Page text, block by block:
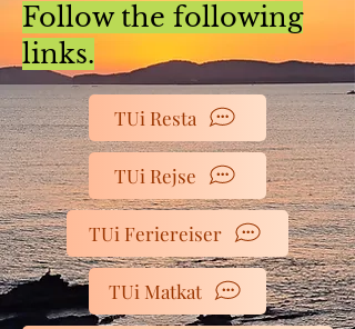
Follow the following
links.
TUi Resta
TUi Rejse
TUi Feriereiser
TUi Matkat